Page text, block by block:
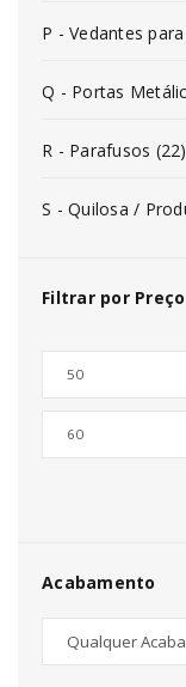
P - Vedantes
Q - Portas
R - Parafusos (22)
S - Quilosa /
Filtrar por Preço
Acabamento